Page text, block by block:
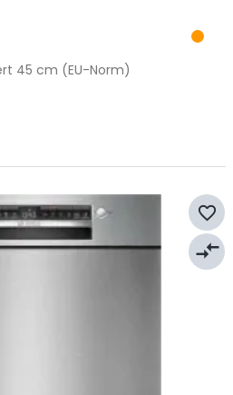
45 cm (EU-Norm)
favorite_border
compare_arrows